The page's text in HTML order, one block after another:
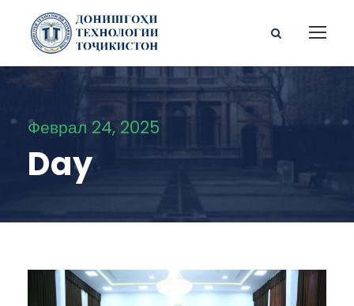
Феврал 24, 2025
Day